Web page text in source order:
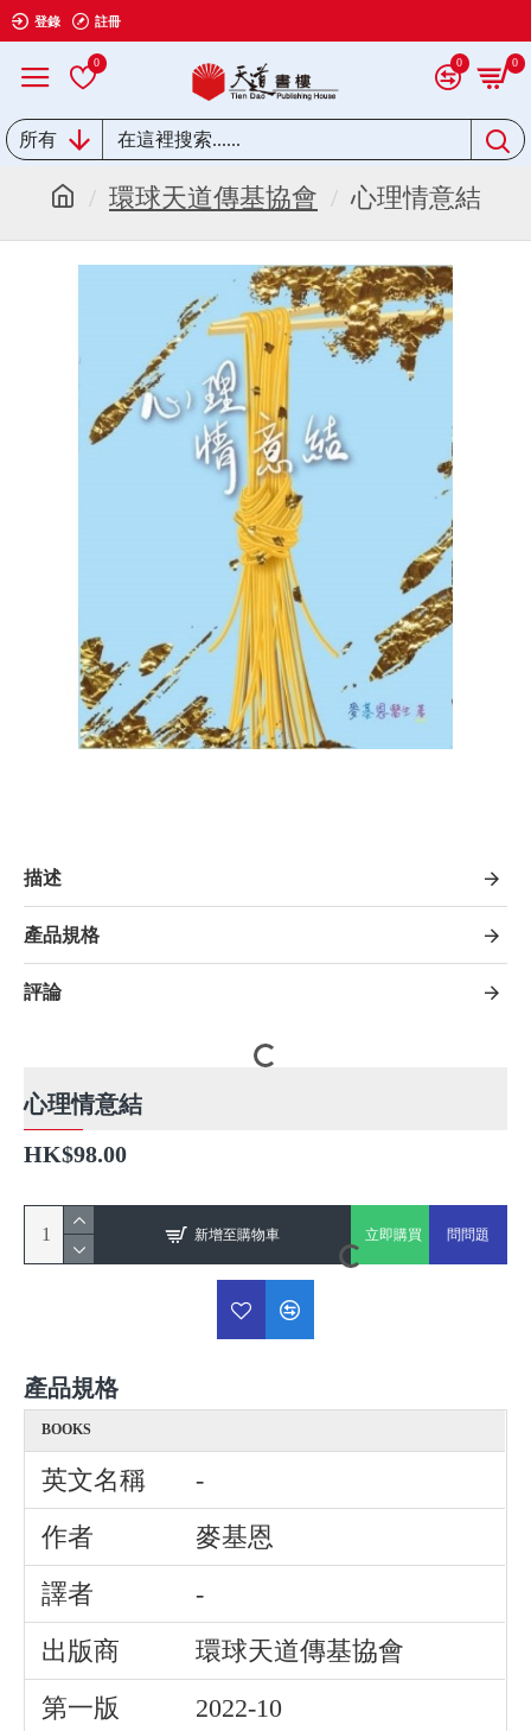
登錄 註冊
0 0 0
所有
環球天道傳基協會 心理情意結
描述
產品規格
評論
心理情意結
產品規格
BOOKS
英文名稱
-
作者
麥基恩
譯者
-
出版商
環球天道傳基協會
第一版
2022-10
HK$98.00
新增至購物車 立即購買 問問題